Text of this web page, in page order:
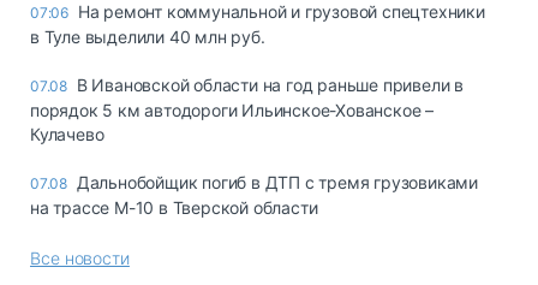
07:06 На ремонт коммунальной и грузовой спецтехники
в Туле выделили 40 млн руб.
07.08 В Ивановской области на год раньше привели в
порядок 5 км автодороги Ильинское-Хованское –
Кулачево
07.08 Дальнобойщик погиб в ДТП с тремя грузовиками
на трассе М-10 в Тверской области
Все новости